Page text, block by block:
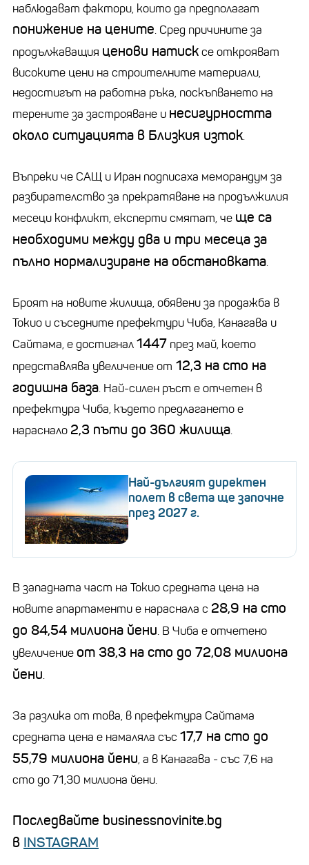
наблюдават фактори, които да предполагат
понижение на цените. Сред причините за
продължаващия ценови натисксе открояват
високите цени на строителните материали,
недостигът на работна ръка, поскъпването на
терените за застрояване и несигурността
около ситуацията в Близкия изток.
Въпреки че САЩ и Иран подписаха меморандум за
разбирателство за прекратяване на продължилия
месеци конфликт, експерти смятат, че ще са
необходими между два и три месеца за
пълно нормализиране на обстановката.
Броят на новите жилища, обявени за продажба в
Токио и съседните префектури Чиба, Канагава и
Сайтама, е достигнал1447 през май, което
представлява увеличение от 12,3 на сто на
годишна база. Най-силен ръст е отчетен в
префектура Чиба, където предлагането е
нараснало 2,3 пъти до 360 жилища.
Най-дългият директен
полет в света ще започне
през 2027 г.
В западната част на Токио средната цена на
новите апартаменти е нараснала с 28,9 на сто
до 84,54 милиона йени. В Чиба е отчетено
увеличение от 38,3 на сто до 72,08 милиона
йени.
За разлика от това, в префектура Сайтама
средната цена е намаляла със 17,7 на сто до
55,79 милиона йени, а в Канагава - със 7,6 на
сто до 71,30 милиона йени.
Последвайте businessnovinite.bg
в INSTAGRAM